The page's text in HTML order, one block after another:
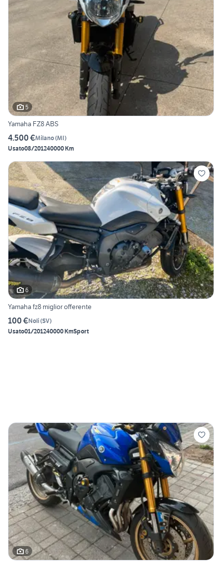
5
Yamaha FZ8 ABS
4.500 €Milano(MI)
Usato08/201240000 Km
6
Yamaha fz8 miglior offerente
100 €Noli(SV)
Usato01/201240000 KmSport
6